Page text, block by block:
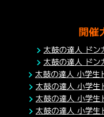
開催
太鼓の達人 ド
太鼓の達人 ド
太鼓の達人 小学
太鼓の達人 小学
太鼓の達人 小学
太鼓の達人 小学